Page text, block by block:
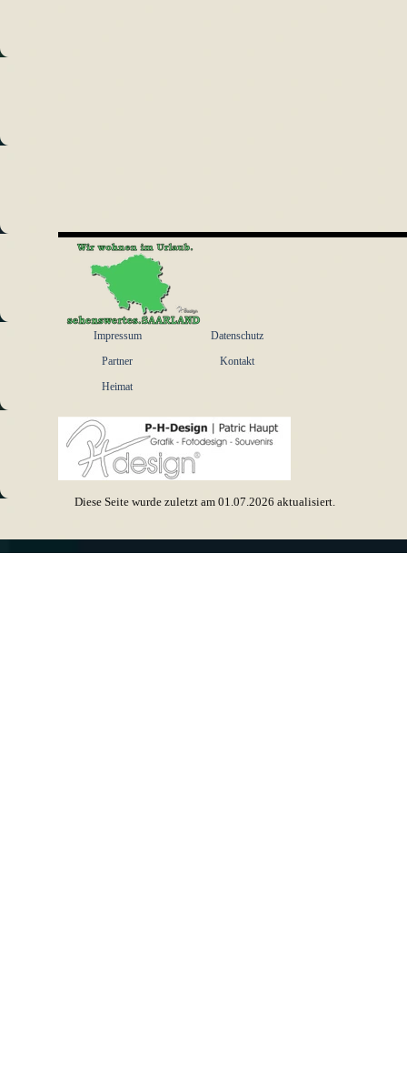
Menü überspringen
Impressum
Datenschutz
Partner
Kontakt
Heimat
Diese Seite wurde zuletzt am 01.07.2026 aktualisiert.